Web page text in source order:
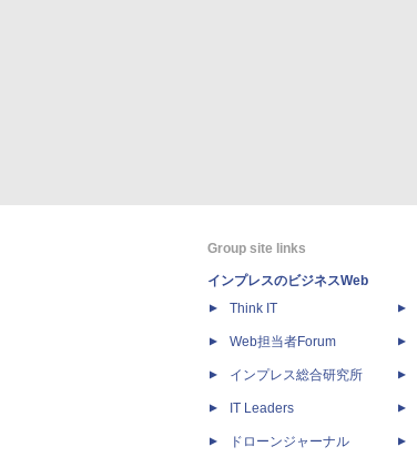
Group site links
インプレスのビジネスWeb
Think IT
Web担当者Forum
インプレス総合研究所
IT Leaders
ドローンジャーナル